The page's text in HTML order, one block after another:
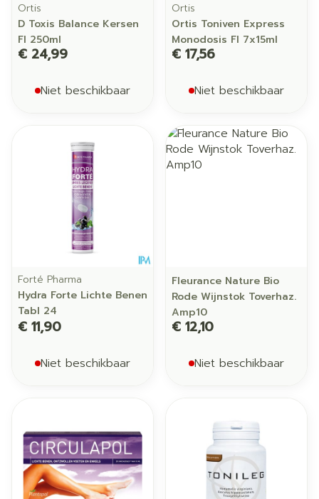
Ortis
D Toxis Balance Kersen
Fl 250ml
€ 24,99
Niet beschikbaar
Ortis
Ortis Toniven Express
Monodosis Fl 7x15ml
€ 17,56
Niet beschikbaar
Forté Pharma
Hydra Forte Lichte Benen
Tabl 24
€ 11,90
Niet beschikbaar
Fleurance Nature Bio
Rode Wijnstok Toverhaz.
Amp10
€ 12,10
Niet beschikbaar